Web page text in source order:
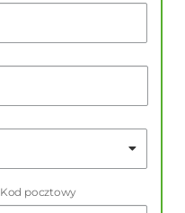
Kod pocztowy